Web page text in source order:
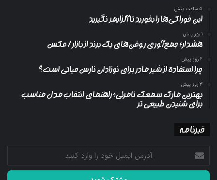
5 ساعت پیش
این خوراکی‌ها را بخورید تا آلزایمر نگیرید
1 روز پیش
هشدار؛ جمع‌آوری روغن‌های یک برند از بازار/ عکس
2 روز پیش
چرا استفاده از شیر مادر برای نوزادان نارس حیاتی است؟
3 روز پیش
بهترین مارک سمعک نامرئی؛ راهنمای انتخاب مدل مناسب
برای شنیدن طبیعی تر
خبرنامه
آدرس
ایمیل
خود